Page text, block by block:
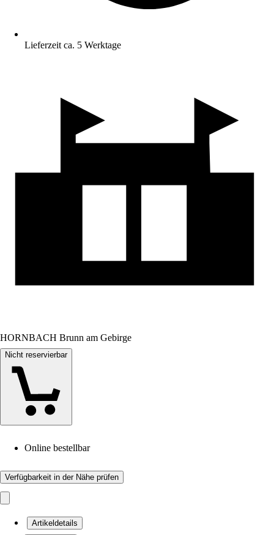
Lieferzeit ca. 5 Werktage
HORNBACH Brunn am Gebirge
Nicht reservierbar
Online bestellbar
Verfügbarkeit in der Nähe prüfen
Artikeldetails